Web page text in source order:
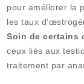
pour améliorer la
les taux
Soin de certains
ceux liés aux
traitement par